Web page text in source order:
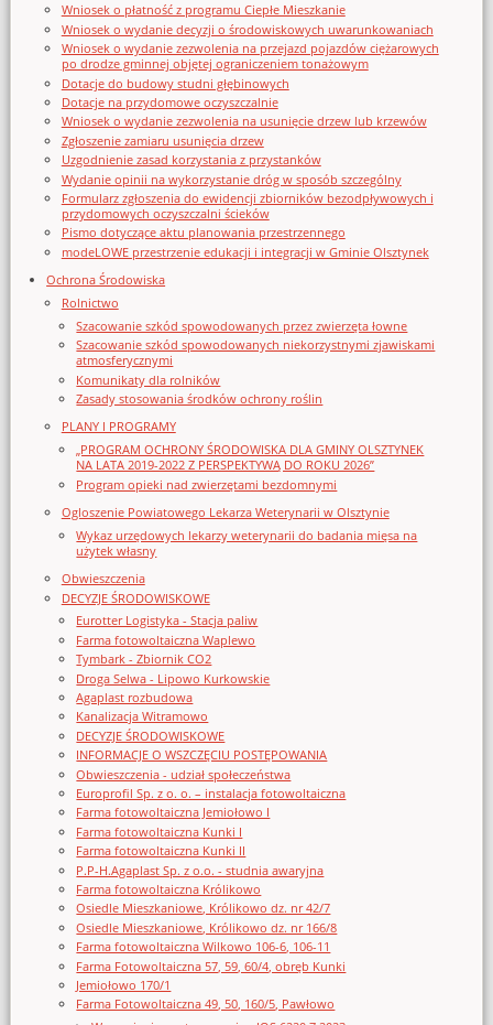
Wniosek o płatność z programu Ciepłe Mieszkanie
Wniosek o wydanie decyzji o środowiskowych uwarunkowaniach
Wniosek o wydanie zezwolenia na przejazd pojazdów ciężarowych
po drodze gminnej objętej ograniczeniem tonażowym
Dotacje do budowy studni głębinowych
Dotacje na przydomowe oczyszczalnie
Wniosek o wydanie zezwolenia na usunięcie drzew lub krzewów
Zgłoszenie zamiaru usunięcia drzew
Uzgodnienie zasad korzystania z przystanków
Wydanie opinii na wykorzystanie dróg w sposób szczególny
Formularz zgłoszenia do ewidencji zbiorników bezodpływowych i
przydomowych oczyszczalni ścieków
Pismo dotyczące aktu planowania przestrzennego
modeLOWE przestrzenie edukacji i integracji w Gminie Olsztynek
Ochrona Środowiska
Rolnictwo
Szacowanie szkód spowodowanych przez zwierzęta łowne
Szacowanie szkód spowodowanych niekorzystnymi zjawiskami
atmosferycznymi
Komunikaty dla rolników
Zasady stosowania środków ochrony roślin
PLANY I PROGRAMY
„PROGRAM OCHRONY ŚRODOWISKA DLA GMINY OLSZTYNEK
NA LATA 2019-2022 Z PERSPEKTYWĄ DO ROKU 2026”
Program opieki nad zwierzętami bezdomnymi
Ogloszenie Powiatowego Lekarza Weterynarii w Olsztynie
Wykaz urzędowych lekarzy weterynarii do badania mięsa na
użytek własny
Obwieszczenia
DECYZJE ŚRODOWISKOWE
Eurotter Logistyka - Stacja paliw
Farma fotowoltaiczna Waplewo
Tymbark - Zbiornik CO2
Droga Selwa - Lipowo Kurkowskie
Agaplast rozbudowa
Kanalizacja Witramowo
DECYZJE ŚRODOWISKOWE
INFORMACJE O WSZCZĘCIU POSTĘPOWANIA
Obwieszczenia - udział społeczeństwa
Europrofil Sp. z o. o. – instalacja fotowoltaiczna
Farma fotowoltaiczna Jemiołowo I
Farma fotowoltaiczna Kunki I
Farma fotowoltaiczna Kunki II
P.P-H.Agaplast Sp. z o.o. - studnia awaryjna
Farma fotowoltaiczna Królikowo
Osiedle Mieszkaniowe, Królikowo dz. nr 42/7
Osiedle Mieszkaniowe, Królikowo dz. nr 166/8
Farma fotowoltaiczna Wilkowo 106-6, 106-11
Farma Fotowoltaiczna 57, 59, 60/4, obręb Kunki
Jemiołowo 170/1
Farma Fotowoltaiczna 49, 50, 160/5, Pawłowo